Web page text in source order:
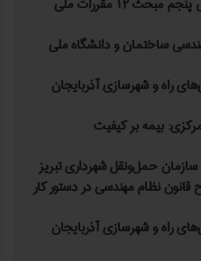
ساختمان و دانشگاه ملی
راه و شهرسازی آذربایجان
بیمه بر کیفیت
حمل‌ونقل شهرداری تبریز
نظام مهندسی در دستور کار
راه و شهرسازی آذربایجان